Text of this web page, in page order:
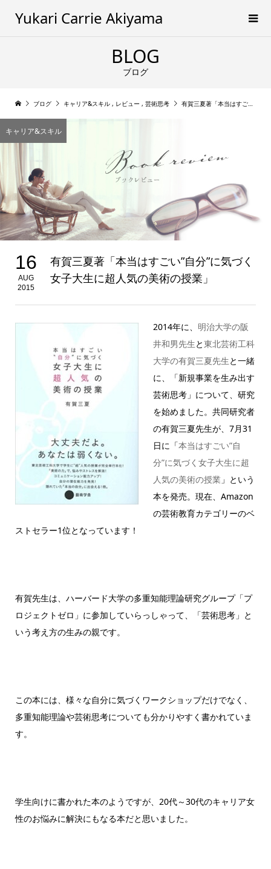
Yukari Carrie Akiyama
BLOG
ブログ
ブログ キャリア&スキル , レビュー , 芸術思考 有賀三夏著「本当はすごい”自分”に気づく女子大生に超人気の美術の授業」
キャリア&スキル
16
AUG
2015
有賀三夏著「本当はすごい”自分”に気づく
女子大生に超人気の美術の授業」
2014年に、 明治大学の阪
井和男先生と東北芸術工科
大学の有賀三夏先生と一緒
に、「新規事業を生み出す
芸術思考」について、研究
を始めました。共同研究者
の有賀三夏先生が、7月31
日に「本当はすごい”自
分”に気づく女子大生に超
人気の美術の授業 」という
本を発売。現在、Amazon
の芸術教育カテゴリーのベ
ストセラー1位となっています！
有賀先生は、 ハーバード大学の多重知能理論研究グループ「プ
ロジェクトゼロ」に参加していらっしゃって、「芸術思考」と
いう考え方の生みの親です。
この本には、様々な自分に気づくワークショップだけでなく、
多重知能理論や芸術思考についても分かりやすく書かれていま
す。
学生向けに書かれた本のようですが、20代～30代のキャリア女
性のお悩みに解決にもなる本だと思いました。